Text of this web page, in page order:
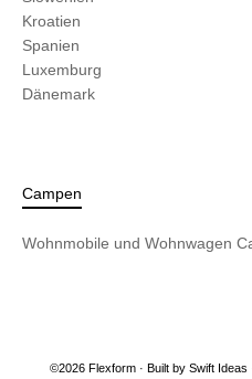
Kroatien
Spanien
Luxemburg
Dänemark
Campen
Wohnmobile und Wohnwagen
©2026 Flexform · Built by Swift Ideas